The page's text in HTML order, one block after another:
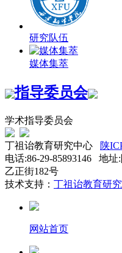
研究队伍
媒体集萃
指导委员会
学术指导委员会
丁祖诒教育研究中心
陕
电话:86-29-85893146 地
乙正街182号
技术支持： 丁祖诒教育研
网站首页